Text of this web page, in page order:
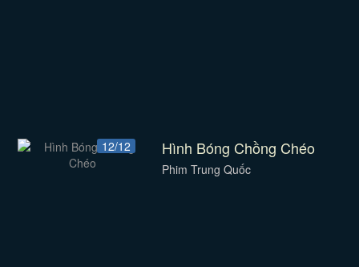
12/12 Hình Bóng Chồng Chéo
Phim Trung Quốc